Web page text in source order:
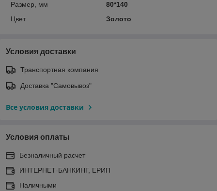
Размер, мм
80*140
Цвет
Золото
Условия доставки
Транспортная компания
Доставка "Самовывоз"
Все условия доставки
Условия оплаты
Безналичный расчет
ИНТЕРНЕТ-БАНКИНГ, ЕРИП
Наличными